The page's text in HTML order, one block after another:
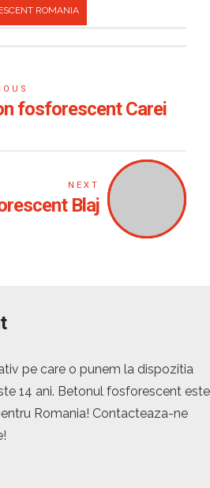
ROMANIA
fosforescent Carei
NEXT
Blaj
pe care o punem la dispozitia
14 ani. Betonul fosforescent este
Romania! Contacteaza-ne